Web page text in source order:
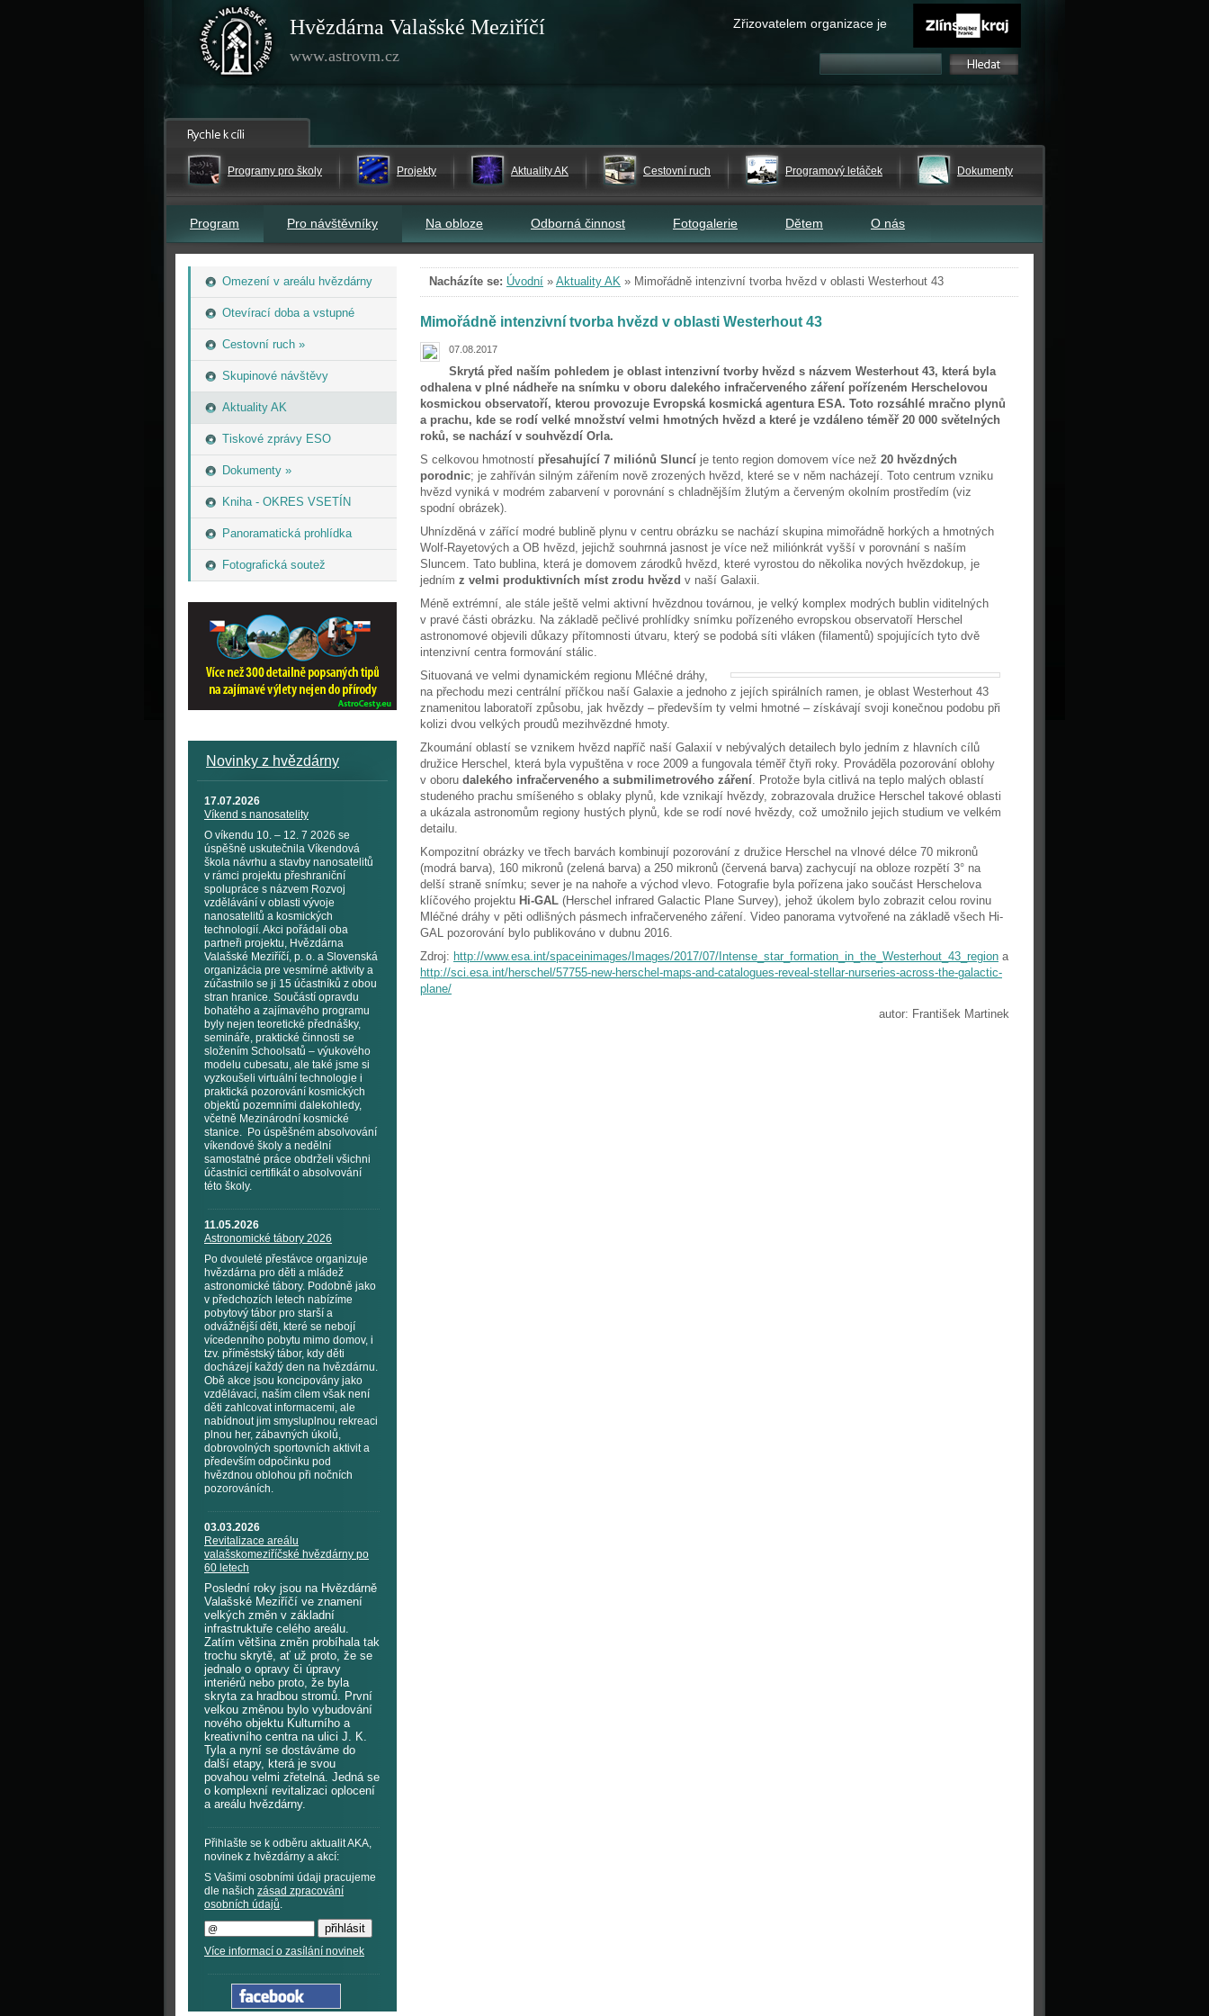
Hvězdárna Valašské Meziříčí
www.astrovm.cz
Zřizovatelem organizace je
Programy pro školy Projekty Aktuality AK Cestovní ruch Programový letáček Dokumenty
Program Pro návštěvníky Na obloze Odborná činnost Fotogalerie Dětem O nás
Omezení v areálu hvězdárny
Otevírací doba a vstupné
Cestovní ruch »
Skupinové návštěvy
Aktuality AK
Tiskové zprávy ESO
Dokumenty »
Kniha - OKRES VSETÍN
Panoramatická prohlídka
Fotografická soutež
Novinky z hvězdárny
17.07.2026
Víkend s nanosatelity
O víkendu 10. – 12. 7 2026 se
úspěšně uskutečnila Víkendová
škola návrhu a stavby nanosatelitů
v rámci projektu přeshraniční
spolupráce s názvem Rozvoj
vzdělávání v oblasti vývoje
nanosatelitů a kosmických
technologií. Akci pořádali oba
partneři projektu, Hvězdárna
Valašské Meziříčí, p. o. a Slovenská
organizácia pre vesmírné aktivity a
zúčastnilo se ji 15 účastníků z obou
stran hranice. Součástí opravdu
bohatého a zajímavého programu
byly nejen teoretické přednášky,
semináře, praktické činnosti se
složením Schoolsatů – výukového
modelu cubesatu, ale také jsme si
vyzkoušeli virtuální technologie i
praktická pozorování kosmických
objektů pozemními dalekohledy,
včetně Mezinárodní kosmické
stanice. Po úspěšném absolvování
víkendové školy a nedělní
samostatné práce obdrželi všichni
účastníci certifikát o absolvování
této školy.
11.05.2026
Astronomické tábory 2026
Po dvouleté přestávce organizuje
hvězdárna pro děti a mládež
astronomické tábory. Podobně jako
v předchozích letech nabízíme
pobytový tábor pro starší a
odvážnější děti, které se nebojí
vícedenního pobytu mimo domov, i
tzv. příměstský tábor, kdy děti
docházejí každý den na hvězdárnu.
Obě akce jsou koncipovány jako
vzdělávací, naším cílem však není
děti zahlcovat informacemi, ale
nabídnout jim smysluplnou rekreaci
plnou her, zábavných úkolů,
dobrovolných sportovních aktivit a
především odpočinku pod
hvězdnou oblohou při nočních
pozorováních.
03.03.2026
Revitalizace areálu
valašskomeziříčské hvězdárny po
60 letech
Poslední roky jsou na Hvězdárně
Valašské Meziříčí ve znamení
velkých změn v základní
infrastruktuře celého areálu.
Zatím většina změn probíhala tak
trochu skrytě, ať už proto, že se
jednalo o opravy či úpravy
interiérů nebo proto, že byla
skryta za hradbou stromů. První
velkou změnou bylo vybudování
nového objektu Kulturního a
kreativního centra na ulici J. K.
Tyla a nyní se dostáváme do
další etapy, která je svou
povahou velmi zřetelná. Jedná se
o komplexní revitalizaci oplocení
a areálu hvězdárny.
Přihlašte se k odběru aktualit AKA,
novinek z hvězdárny a akcí:
S Vašimi osobními údaji pracujeme
dle našich zásad zpracování
osobních údajů.
Více informací o zasílání novinek
Nacházíte se: Úvodní » Aktuality AK » Mimořádně intenzivní tvorba hvězd v oblasti Westerhout 43
Mimořádně intenzivní tvorba hvězd v oblasti Westerhout 43
07.08.2017
Skrytá před naším pohledem je oblast intenzivní tvorby hvězd s názvem Westerhout 43, která byla
odhalena v plné nádheře na snímku v oboru dalekého infračerveného záření pořízeném Herschelovou
kosmickou observatoří, kterou provozuje Evropská kosmická agentura ESA. Toto rozsáhlé mračno plynů
a prachu, kde se rodí velké množství velmi hmotných hvězd a které je vzdáleno téměř 20 000 světelných
roků, se nachází v souhvězdí Orla.
S celkovou hmotností přesahující 7 miliónů Sluncí je tento region domovem více než 20 hvězdných
porodnic; je zahříván silným zářením nově zrozených hvězd, které se v něm nacházejí. Toto centrum vzniku
hvězd vyniká v modrém zabarvení v porovnání s chladnějším žlutým a červeným okolním prostředím (viz
spodní obrázek).
Uhnízděná v zářící modré bublině plynu v centru obrázku se nachází skupina mimořádně horkých a hmotných
Wolf-Rayetových a OB hvězd, jejichž souhrnná jasnost je více než miliónkrát vyšší v porovnání s naším
Sluncem. Tato bublina, která je domovem zárodků hvězd, které vyrostou do několika nových hvězdokup, je
jedním z velmi produktivních míst zrodu hvězd v naší Galaxii.
Méně extrémní, ale stále ještě velmi aktivní hvězdnou továrnou, je velký komplex modrých bublin viditelných
v pravé části obrázku. Na základě pečlivé prohlídky snímku pořízeného evropskou observatoří Herschel
astronomové objevili důkazy přítomnosti útvaru, který se podobá síti vláken (filamentů) spojujících tyto dvě
intenzivní centra formování stálic.
Situovaná ve velmi dynamickém regionu Mléčné dráhy,
na přechodu mezi centrální příčkou naší Galaxie a jednoho z jejích spirálních ramen, je oblast Westerhout 43
znamenitou laboratoří způsobu, jak hvězdy – především ty velmi hmotné – získávají svoji konečnou podobu při
kolizi dvou velkých proudů mezihvězdné hmoty.
Zkoumání oblastí se vznikem hvězd napříč naší Galaxií v nebývalých detailech bylo jedním z hlavních cílů
družice Herschel, která byla vypuštěna v roce 2009 a fungovala téměř čtyři roky. Prováděla pozorování oblohy
v oboru dalekého infračerveného a submilimetrového záření. Protože byla citlivá na teplo malých oblastí
studeného prachu smíšeného s oblaky plynů, kde vznikají hvězdy, zobrazovala družice Herschel takové oblasti
a ukázala astronomům regiony hustých plynů, kde se rodí nové hvězdy, což umožnilo jejich studium ve velkém
detailu.
Kompozitní obrázky ve třech barvách kombinují pozorování z družice Herschel na vlnové délce 70 mikronů
(modrá barva), 160 mikronů (zelená barva) a 250 mikronů (červená barva) zachycují na obloze rozpětí 3° na
delší straně snímku; sever je na nahoře a východ vlevo. Fotografie byla pořízena jako součást Herschelova
klíčového projektu Hi-GAL (Herschel infrared Galactic Plane Survey), jehož úkolem bylo zobrazit celou rovinu
Mléčné dráhy v pěti odlišných pásmech infračerveného záření. Video panorama vytvořené na základě všech Hi-
GAL pozorování bylo publikováno v dubnu 2016.
Zdroj: http://www.esa.int/spaceinimages/Images/2017/07/Intense_star_formation_in_the_Westerhout_43_region a
http://sci.esa.int/herschel/57755-new-herschel-maps-and-catalogues-reveal-stellar-nurseries-across-the-galactic-
plane/
autor: František Martinek